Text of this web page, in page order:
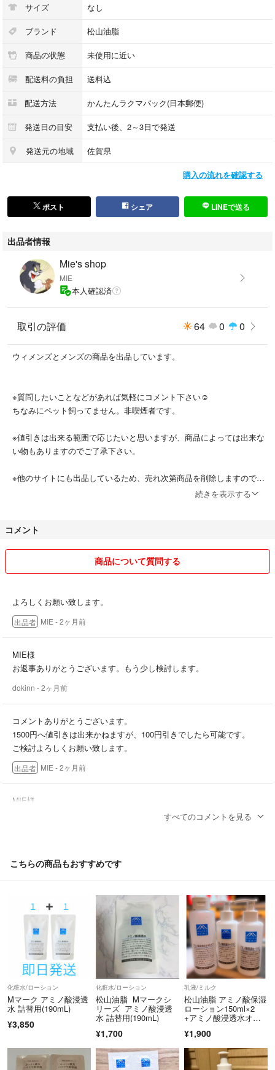
サイズ なし
ブランド 松山油脂
商品の状態 未使用に近い
配送料の負担 送料込
配送方法 かんたんラクマパック(日本郵便)
発送日の目安 支払い後、2～3日で発送
発送元の地域 佐賀県
購入の流れを確認する
ポスト シェア LINEで送る
出品者情報
Mie's shop
MIE
本人確認済
取引の評価 64 0 0
ウィメンズとメンズの商品を出品しています。
※質問したいことなどがあれば気軽にコメント下さい☺︎
ちなみにペット飼ってません。非喫煙者です。
※値引きは出来る範囲で応じたいと思いますが、商品によっては出来な
い物もありますのでご了承下さい。
※他のサイトにも出品しているため、売れ次第商品を削除しますのでご
明文の確認をお願いします。
続きを表示する
コメント
商品について質問する
よろしくお願い致します。
出品者 MIE - 2ヶ月前
MIE様
お返事ありがとうございます。もう少し検討します。
dokinn - 2ヶ月前
コメントありがとうございます。
1500円へ値引きは出来かねますが、100円引きでしたら可能です。
ご検討よろしくお願い致します。
出品者 MIE - 2ヶ月前
MIE様
すべてのコメントを見る
こちらの商品もおすすめです
化粧水/ローション
Mマーク アミノ酸浸透
水 詰替用(190mL)
¥3,850
化粧水/ローション
松山油脂 Mマークシ
リーズ アミノ酸浸透
水 詰替用(190mL)
¥1,700
乳液/ミルク
松山油脂 アミノ酸保湿
ローション150ml×2
+アミノ酸浸透水オイ
¥1,900